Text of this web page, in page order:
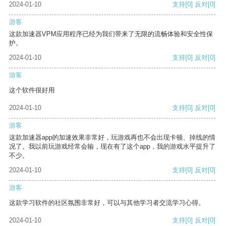
2024-01-10
支持[0] 反对[0]
游客
这款加速器VPM应用程序已经为我们带来了无限的流畅体验和安全性保
护。
2024-01-10
支持[0] 反对[0]
游客
这个软件很好用
2024-01-10 支持[0] 反对[0]
游客
这款加速器app的加速效果非常好，玩游戏再也不会出现卡顿、掉线的情
况了。我以前玩游戏经常会输，现在有了这个app，我的游戏水平提升了
不少。
2024-01-10
支持[0] 反对[0]
游客
这款学习软件的社区氛围非常好，可以与其他学习者交流学习心得。
2024-01-10 支持[0] 反对[0]